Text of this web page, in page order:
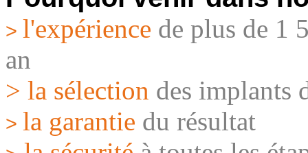
> l'expérience de plus de 1
an
> la sélection des implants
> la garantie du résultat